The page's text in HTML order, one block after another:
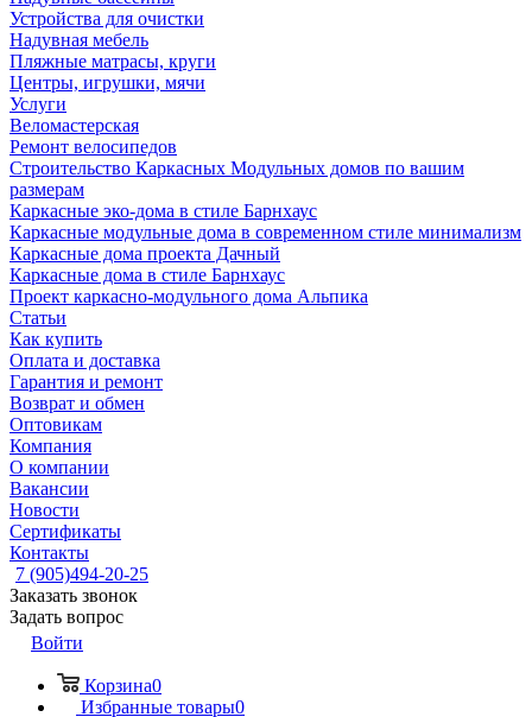
Устройства для очистки
Надувная мебель
Пляжные матрасы, круги
Центры, игрушки, мячи
Услуги
Веломастерская
Ремонт велосипедов
Строительство Каркасных Модульных домов по вашим
размерам
Каркасные эко-дома в стиле Барнхаус
Каркасные модульные дома в современном стиле минимализм
Каркасные дома проекта Дачный
Каркасные дома в стиле Барнхаус
Проект каркасно-модульного дома Альпика
Статьи
Как купить
Оплата и доставка
Гарантия и ремонт
Возврат и обмен
Оптовикам
Компания
О компании
Вакансии
Новости
Сертификаты
Контакты
7 (905)494-20-25
Заказать звонок
Задать вопрос
Войти
Корзина0
Избранные товары0